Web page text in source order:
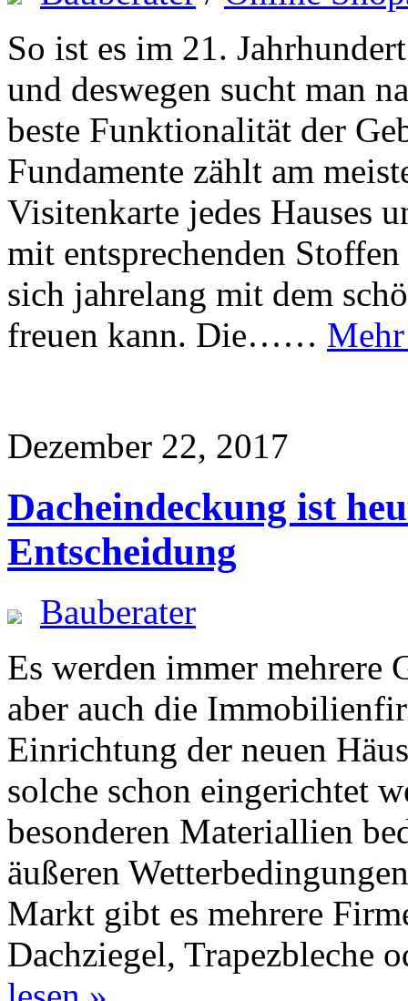
So ist es im 21.
und deswegen sucht man
beste Funktionalität der
Fundamente zählt am
Visitenkarte jedes Hauses
mit entsprechenden
sich jahrelang mit dem
freuen kann. Die……
Dezember 22, 2017
Dacheindeckung ist
Entscheidung
Bauberater
Es werden immer mehrere
aber auch die
Einrichtung der neuen
solche schon eingerichtet
besonderen Materiallien
äußeren
Markt gibt es mehrere
Dachziegel,